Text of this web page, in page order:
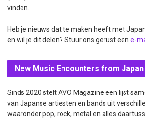
vinden.
Heb je nieuws dat te maken heeft met
en wil je dit delen? Stuur ons gerust een e-
New Music Encounters from Japan
Sinds 2020 stelt AVO Magazine een lijst
van Japanse artiesten en bands uit
waaronder pop, rock, metal en alles